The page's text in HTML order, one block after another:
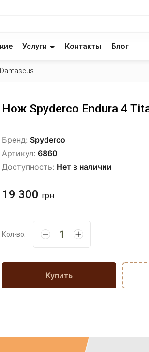
Услуги Контакты Блог
Нож Spyderco Endura 4
Бренд: Spyderco
Артикул: 6860
Доступность: Нет в наличии
19 300 грн
Кол-во:
Купить